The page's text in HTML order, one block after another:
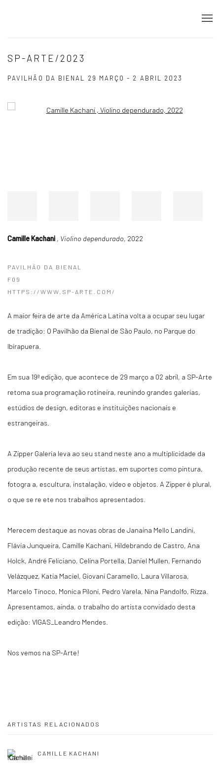
SP-ARTE/2023
PAVILHÃO DA BIENAL 29 MARÇO - 2 ABRIL 2023
Open a larger version of the following image in a popup:
Camille Kachani , Violino dependurado, 2022
PAVILHÃO DA BIENAL
F09
HTTPS://WWW.SP-ARTE.COM/
A maior feira de arte da América Latina volta a ocupar seu lugar
de tradição: O Pavilhão da Bienal de São Paulo, no Parque do
Ibirapuera.
Em sua 19ª edição, que acontece de 29 março a 02 abril, a SP-Arte
retoma sua programação rotineira, reunindo grandes galerias,
estúdios de design, editoras e instituições nacionais e
estrangeiras.
A Zipper Galeria leva ao seu stand neste ano a multiplicidade da
produção recente de seus artistas, em suportes como pintura,
fotogra a, escultura, instalação, vídeo e objetos. A Zipper é plural,
o que se re ete nos trabalhos apresentados.
Merecem destaque as novas obras de Janaina Mello Landini,
Flávia Junqueira, Camille Kachani, Hildebrando de Castro, Ana
Holck, André Feliciano, Celina Portella, Daniel Mullen, Fernando
Velázquez, Katia Maciel, Giovani Caramello, Laura Villarosa,
Marcelo Tinoco, Monica Piloni, Pedro Varela, Nina Pandolfo, Rizza.
Apresentamos, ainda, o trabalho do artista convidado desta
edição: VIGAS_Leandro Mendes.
Nos vemos na SP-Arte!
ARTISTAS RELACIONADOS
CAMILLE KACHANI